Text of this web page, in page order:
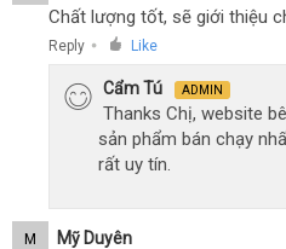
Chất lượng tốt, sẽ giới thiệu
Reply ● Like
Cẩm Tú ADMIN
Thanks Chị, website
sản phẩm bán chạy
rất uy tín.
M Mỹ Duyên